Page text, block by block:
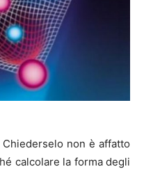
Chiederselo non è affatto
calcolare la forma degli